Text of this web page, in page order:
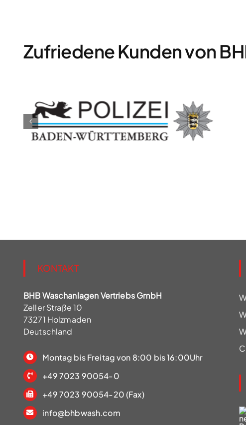
Zufriedene Kunden von
KONTAKT
BHB Waschanlagen Vertriebs GmbH
Zeller Straße 10
73271 Holzmaden
Deutschland
Montag bis Freitag von 8:00 bis 16:00Uhr
+49 7023 90054-0
+49 7023 90054-20 (Fax)
info@bhbwash.com